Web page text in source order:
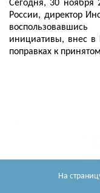
На
Сегодня, 30 ноября
России, директор
инициативы, внес в
поправках к